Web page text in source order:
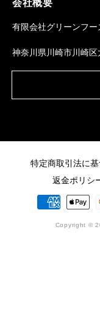
会社概要
有限会社グリーンフー
神奈川県川崎市川崎
特定商取引法に
返金ポリシ
決
済
Copyright ©